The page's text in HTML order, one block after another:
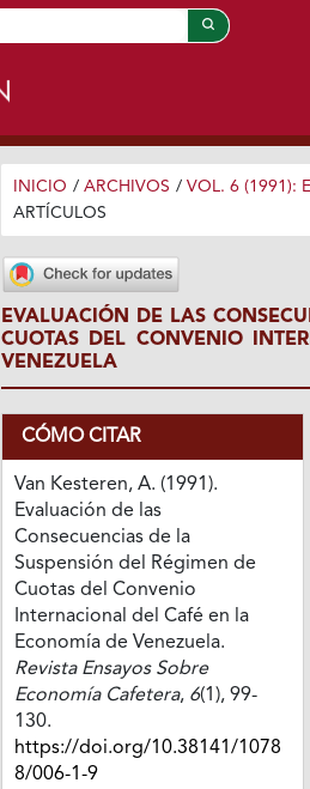
INICIO / ARCHIVOS / VOL. 6 (1991):
ARTÍCULOS
EVALUACIÓN DE LAS
CUOTAS DEL CONVENIO
VENEZUELA
CÓMO CITAR
Van Kesteren, A. (1991).
Evaluación de las
Consecuencias de la
Suspensión del Régimen de
Cuotas del Convenio
Internacional del Café en la
Economía de Venezuela.
Revista Ensayos Sobre
Economía Cafetera, 6(1), 99-
130.
https://doi.org/10.38141/1078
8/006-1-9